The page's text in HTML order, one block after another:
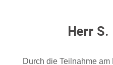
Herr
Durch die Teilnahme